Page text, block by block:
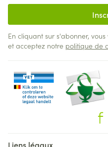
En cliquant sur s'abonner,
et acceptez notre politique de
Liens légaux